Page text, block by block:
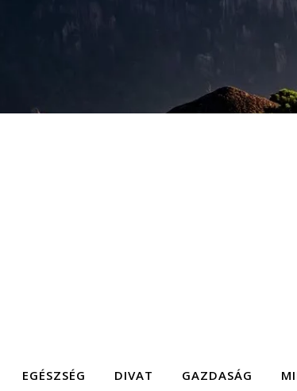
EGÉSZSÉG DIVAT GAZDASÁG